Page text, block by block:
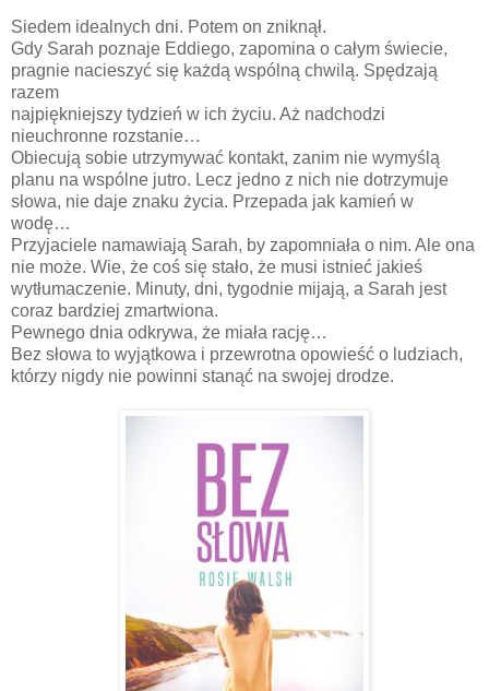
Siedem idealnych dni. Potem on zniknął.
Gdy Sarah poznaje Eddiego, zapomina o całym świecie,
pragnie nacieszyć się każdą wspólną chwilą. Spędzają
razem
najpiękniejszy tydzień w ich życiu. Aż nadchodzi
nieuchronne rozstanie…
Obiecują sobie utrzymywać kontakt, zanim nie wymyślą
planu na wspólne jutro. Lecz jedno z nich nie dotrzymuje
słowa, nie daje znaku życia. Przepada jak kamień w
wodę…
Przyjaciele namawiają Sarah, by zapomniała o nim. Ale ona
nie może. Wie, że coś się stało, że musi istnieć jakieś
wytłumaczenie. Minuty, dni, tygodnie mijają, a Sarah jest
coraz bardziej zmartwiona.
Pewnego dnia odkrywa, że miała rację…
Bez słowa to wyjątkowa i przewrotna opowieść o ludziach,
którzy nigdy nie powinni stanąć na swojej drodze.